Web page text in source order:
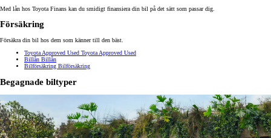
Med lån hos Toyota Finans kan du smidigt finansiera din bil på det sätt som passar dig.
Försäkring
Försäkra din bil hos dem som känner till den bäst.
Toyota Approved Used Toyota Approved Used
Billån Billån
Bilförsäkring Bilförsäkring
Begagnade biltyper